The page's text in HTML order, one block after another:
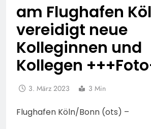
am Flughafen
vereidigt neue
Kolleginnen und
Kollegen
3. März 2023 3 Min
Flughafen Köln/Bonn (ots) –